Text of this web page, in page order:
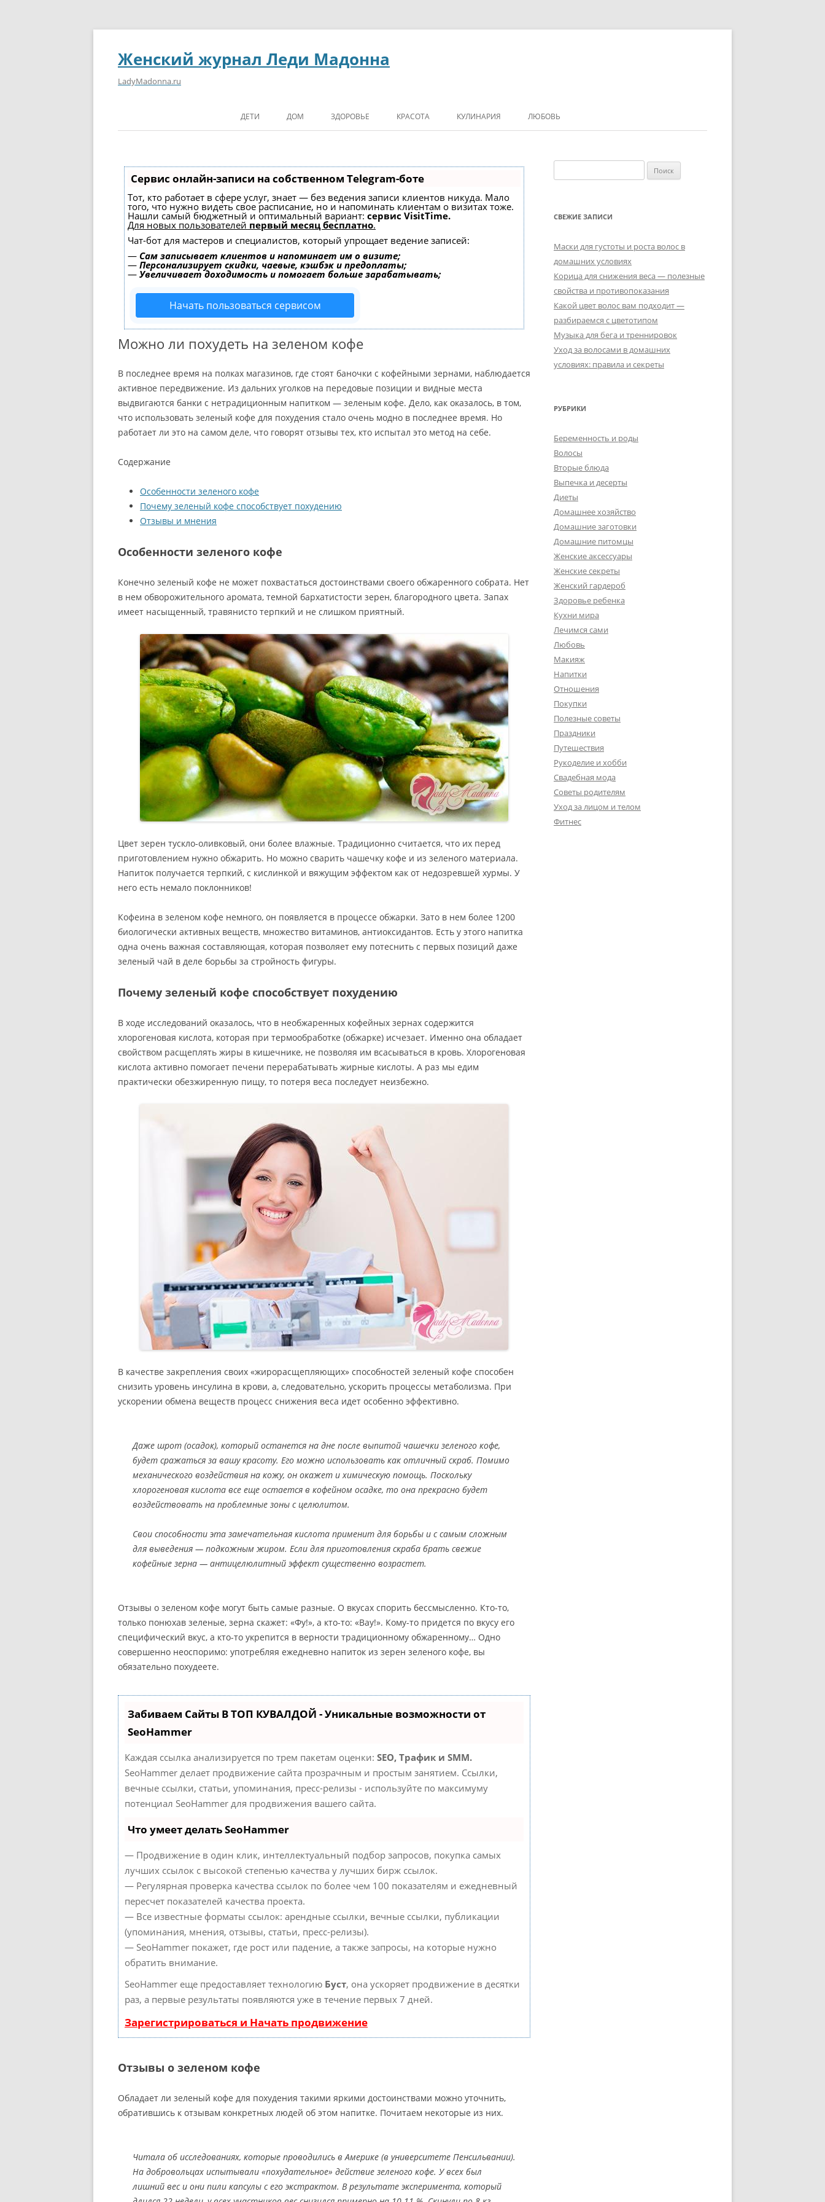
Женский журнал Леди Мадонна
LadyMadonna.ru
ДЕТИ ДОМ ЗДОРОВЬЕ КРАСОТА КУЛИНАРИЯ ЛЮБОВЬ
Сервис онлайн-записи на собственном Telegram-боте
Тот, кто работает в сфере услуг, знает — без ведения записи клиентов никуда. Мало
того, что нужно видеть свое расписание, но и напоминать клиентам о визитах тоже.
Нашли самый бюджетный и оптимальный вариант: сервис VisitTime.
Для новых пользователей первый месяц бесплатно.
Чат-бот для мастеров и специалистов, который упрощает ведение записей:
— Сам записывает клиентов и напоминает им о визите;
— Персонализирует скидки, чаевые, кэшбэк и предоплаты;
— Увеличивает доходимость и помогает больше зарабатывать;
Начать пользоваться сервисом
Можно ли похудеть на зеленом кофе
В последнее время на полках магазинов, где стоят баночки с кофейными зернами, наблюдается
активное передвижение. Из дальних уголков на передовые позиции и видные места
выдвигаются банки с нетрадиционным напитком — зеленым кофе. Дело, как оказалось, в том,
что использовать зеленый кофе для похудения стало очень модно в последнее время. Но
работает ли это на самом деле, что говорят отзывы тех, кто испытал это метод на себе.
Содержание
Особенности зеленого кофе
Почему зеленый кофе способствует похудению
Отзывы и мнения
Особенности зеленого кофе
Конечно зеленый кофе не может похвастаться достоинствами своего обжаренного собрата. Нет
в нем обворожительного аромата, темной бархатистости зерен, благородного цвета. Запах
имеет насыщенный, травянисто терпкий и не слишком приятный.
Цвет зерен тускло-оливковый, они более влажные. Традиционно считается, что их перед
приготовлением нужно обжарить. Но можно сварить чашечку кофе и из зеленого материала.
Напиток получается терпкий, с кислинкой и вяжущим эффектом как от недозревшей хурмы. У
него есть немало поклонников!
Кофеина в зеленом кофе немного, он появляется в процессе обжарки. Зато в нем более 1200
биологически активных веществ, множество витаминов, антиоксидантов. Есть у этого напитка
одна очень важная составляющая, которая позволяет ему потеснить с первых позиций даже
зеленый чай в деле борьбы за стройность фигуры.
Почему зеленый кофе способствует похудению
В ходе исследований оказалось, что в необжаренных кофейных зернах содержится
хлорогеновая кислота, которая при термообработке (обжарке) исчезает. Именно она обладает
свойством расщеплять жиры в кишечнике, не позволяя им всасываться в кровь. Хлорогеновая
кислота активно помогает печени перерабатывать жирные кислоты. А раз мы едим
практически обезжиренную пищу, то потеря веса последует неизбежно.
В качестве закрепления своих «жирорасщепляющих» способностей зеленый кофе способен
снизить уровень инсулина в крови, а, следовательно, ускорить процессы метаболизма. При
ускорении обмена веществ процесс снижения веса идет особенно эффективно.
Даже шрот (осадок), который останется на дне после выпитой чашечки зеленого кофе,
будет сражаться за вашу красоту. Его можно использовать как отличный скраб. Помимо
механического воздействия на кожу, он окажет и химическую помощь. Поскольку
хлорогеновая кислота все еще остается в кофейном осадке, то она прекрасно будет
воздействовать на проблемные зоны с целюлитом.
Свои способности эта замечательная кислота применит для борьбы и с самым сложным
для выведения — подкожным жиром. Если для приготовления скраба брать свежие
кофейные зерна — антицелюлитный эффект существенно возрастет.
Отзывы о зеленом кофе могут быть самые разные. О вкусах спорить бессмысленно. Кто-то,
только понюхав зеленые, зерна скажет: «Фу!», а кто-то: «Вау!». Кому-то придется по вкусу его
специфический вкус, а кто-то укрепится в верности традиционному обжаренному… Одно
совершенно неоспоримо: употребляя ежедневно напиток из зерен зеленого кофе, вы
обязательно похудеете.
Забиваем Сайты В ТОП КУВАЛДОЙ - Уникальные возможности от
SeoHammer
Каждая ссылка анализируется по трем пакетам оценки: SEO, Трафик и SMM.
SeoHammer делает продвижение сайта прозрачным и простым занятием. Ссылки,
вечные ссылки, статьи, упоминания, пресс-релизы - используйте по максимуму
потенциал SeoHammer для продвижения вашего сайта.
Что умеет делать SeoHammer
— Продвижение в один клик, интеллектуальный подбор запросов, покупка самых
лучших ссылок с высокой степенью качества у лучших бирж ссылок.
— Регулярная проверка качества ссылок по более чем 100 показателям и ежедневный
пересчет показателей качества проекта.
— Все известные форматы ссылок: арендные ссылки, вечные ссылки, публикации
(упоминания, мнения, отзывы, статьи, пресс-релизы).
— SeoHammer покажет, где рост или падение, а также запросы, на которые нужно
обратить внимание.
SeoHammer еще предоставляет технологию Буст, она ускоряет продвижение в десятки
раз, а первые результаты появляются уже в течение первых 7 дней.
Зарегистрироваться и Начать продвижение
Отзывы о зеленом кофе
Обладает ли зеленый кофе для похудения такими яркими достоинствами можно уточнить,
обратившись к отзывам конкретных людей об этом напитке. Почитаем некоторые из них.
Читала об исследованиях, которые проводились в Америке (в университете Пенсильвании).
На добровольцах испытывали «похудательное» действие зеленого кофе. У всех был
лишний вес и они пили капсулы с его экстрактом. В результате эксперимента, который
СВЕЖИЕ ЗАПИСИ
Маски для густоты и роста волос в
домашних условиях
Корица для снижения веса — полезные
свойства и противопоказания
Какой цвет волос вам подходит —
разбираемся с цветотипом
Музыка для бега и треннировок
Уход за волосами в домашних
условиях: правила и секреты
РУБРИКИ
Беременность и роды
Волосы
Вторые блюда
Выпечка и десерты
Диеты
Домашнее хозяйство
Домашние заготовки
Домашние питомцы
Женские аксессуары
Женские секреты
Женский гардероб
Здоровье ребенка
Кухни мира
Лечимся сами
Любовь
Макияж
Напитки
Отношения
Покупки
Полезные советы
Праздники
Путешествия
Рукоделие и хобби
Свадебная мода
Советы родителям
Уход за лицом и телом
Фитнес